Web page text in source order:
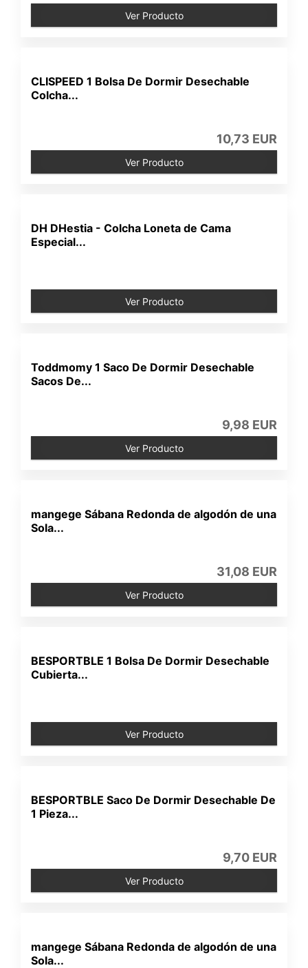
Ver Producto
CLISPEED 1 Bolsa De Dormir Desechable
Colcha...
10,73 EUR
Ver Producto
DH DHestia - Colcha Loneta de Cama
Especial...
Ver Producto
Toddmomy 1 Saco De Dormir Desechable
Sacos De...
9,98 EUR
Ver Producto
mangege Sábana Redonda de algodón de una
Sola...
31,08 EUR
Ver Producto
BESPORTBLE 1 Bolsa De Dormir Desechable
Cubierta...
Ver Producto
BESPORTBLE Saco De Dormir Desechable De
1 Pieza...
9,70 EUR
Ver Producto
mangege Sábana Redonda de algodón de una
Sola...